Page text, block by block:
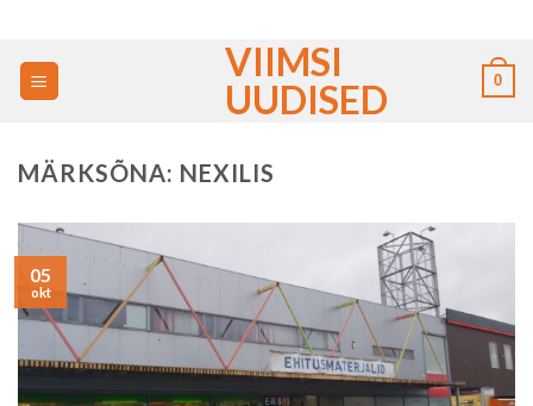
VIIMSI
UUDISED
0
MÄRKSÕNA: NEXILIS
05
okt